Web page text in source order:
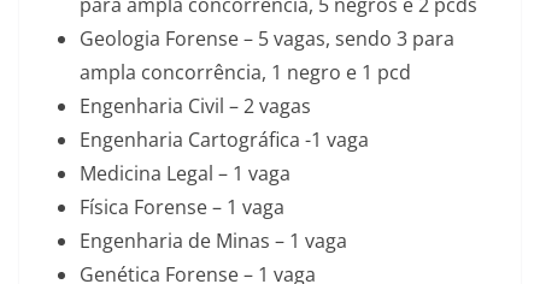
Geologia Forense – 5 vagas, sendo 3 para
ampla concorrência, 1 negro e 1 pcd
Engenharia Civil – 2 vagas
Engenharia Cartográfica -1 vaga
Medicina Legal – 1 vaga
Física Forense – 1 vaga
Engenharia de Minas – 1 vaga
Genética Forense – 1 vaga